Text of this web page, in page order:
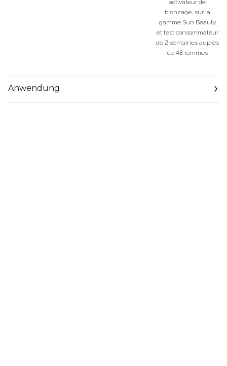
activateur de
bronzage, sur la
gamme Sun Beauty
et test consommateur
de 2 semaines auprès
de 48 femmes
Anwendung